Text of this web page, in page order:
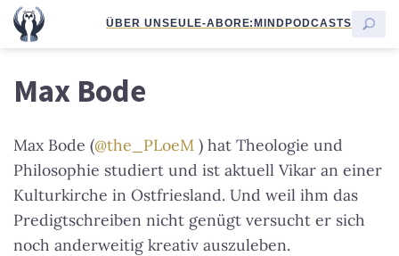
ÜBER UNSEULE-ABORE:MINDPODCASTS
Max Bode
Max Bode (@the_PLoeM ) hat Theologie und
Philosophie studiert und ist aktuell Vikar an einer
Kulturkirche in Ostfriesland. Und weil ihm das
Predigtschreiben nicht genügt versucht er sich
noch anderweitig kreativ auszuleben.